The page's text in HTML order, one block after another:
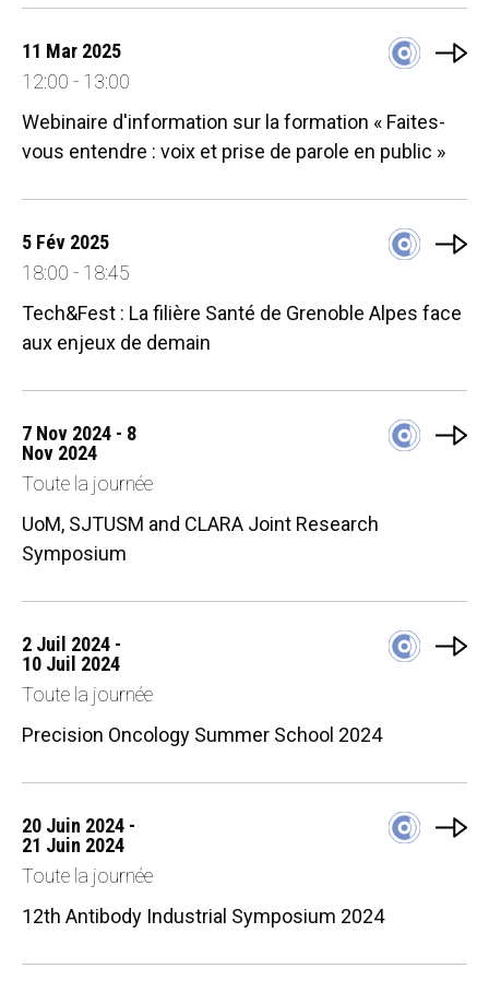
11 Mar 2025
12:00 - 13:00
Webinaire d'information sur la formation « Faites-
vous entendre : voix et prise de parole en public »
5 Fév 2025
18:00 - 18:45
Tech&Fest : La filière Santé de Grenoble Alpes face
aux enjeux de demain
7 Nov 2024 - 8
Nov 2024
Toute la journée
UoM, SJTUSM and CLARA Joint Research
Symposium
2 Juil 2024 -
10 Juil 2024
Toute la journée
Precision Oncology Summer School 2024
20 Juin 2024 -
21 Juin 2024
Toute la journée
12th Antibody Industrial Symposium 2024